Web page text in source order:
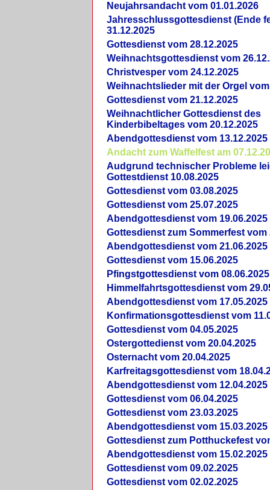
Neujahrsandacht vom 01.01.2026
Jahresschlussgottesdienst (Ende
31.12.2025
Gottesdienst vom 28.12.2025
Weihnachtsgottesdienst vom
Christvesper vom 24.12.2025
Weihnachtslieder mit der Orgel vom
Gottesdienst vom 21.12.2025
Weihnachtlicher Gottesdienst des
Kinderbibeltages vom 20.12.2025
Abendgottesdienst vom 13.12.2025
Andacht zum Waffelfest am
Audgrund technischer Probleme
Gottestdienst 10.08.2025
Gottesdienst vom 03.08.2025
Gottesdienst vom 25.07.2025
Abendgottesdienst vom 19.06.2025
Gottesdienst zum Sommerfest vom
Abendgottesdienst vom 21.06.2025
Gottesdienst vom 15.06.2025
Pfingstgottesdienst vom 08.06.2025
Himmelfahrtsgottesdienst vom
Abendgottesdienst vom 17.05.2025
Konfirmationsgottesdienst vom
Gottesdienst vom 04.05.2025
Ostergottedienst vom 20.04.2025
Osternacht vom 20.04.2025
Karfreitagsgottesdienst vom
Abendgottesdienst vom 12.04.2025
Gottesdienst vom 06.04.2025
Gottesdienst vom 23.03.2025
Abendgottesdienst vom 15.03.2025
Gottesdienst zum Potthuckefest
Abendgottesdienst vom 15.02.2025
Gottesdienst vom 09.02.2025
Gottesdienst vom 02.02.2025